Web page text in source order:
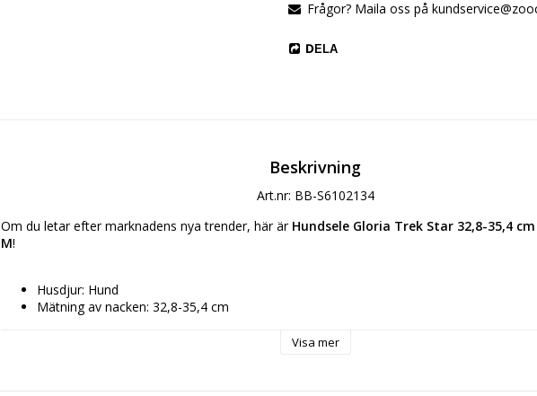
Frågor? Maila oss på
DELA
Beskrivning
Art.nr: BB-S6102134
Om du letar efter marknadens nya trender, här är Hundsele Gloria Trek Star 32,8-35,4
M!
Husdjur: Hund
Mätning av nacken: 32,8-35,4 cm
Visa mer